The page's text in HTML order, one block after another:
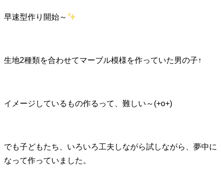
早速型作り開始～
生地2種類を合わせてマーブル模様を作っていた男の子↑
イメージしているもの作るって、難しい～(+o+)
でも子どもたち、いろいろ工夫しながら試しながら、夢中に
なって作っていました。